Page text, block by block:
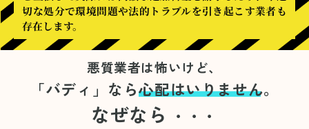
切な処分で環境問題や法的トラブルを引き起こす業者も
存在します。
悪質業者は怖いけど、
「バディ」なら心配はいりません。
なぜなら ・・・